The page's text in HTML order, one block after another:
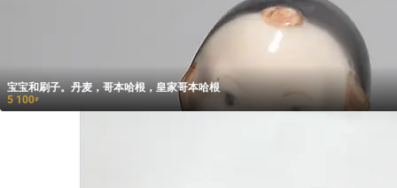
宝宝和刷子。丹麦，哥本哈根，皇家哥本哈根
5 100₽